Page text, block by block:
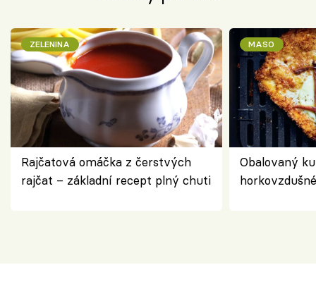
ZELENINA
Rajčatová omáčka z čerstvých
rajčat – základní recept plný chuti
MASO
Obalovaný